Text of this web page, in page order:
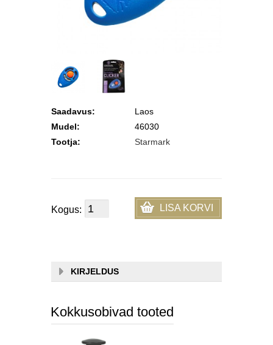
Saadavus:
Laos
Mudel:
46030
Tootja:
Starmark
Kogus: LISA KORVI
KIRJELDUS
Kokkusobivad tooted